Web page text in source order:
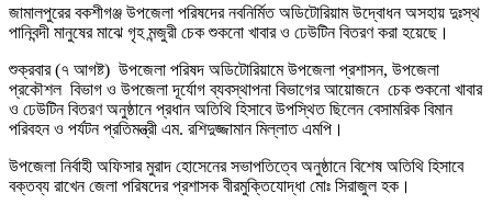
জামালপুরের বকশীগঞ্জ উপজেলা পরিষদের নবনির্মিত অডিটোরিয়াম উদ্বোধন অসহায় দুঃস্থ
পানিবন্দী মানুষের মাঝে গৃহ মন্জুরী চেক শুকনো খাবার ও ঢেউটিন বিতরণ করা হয়েছে।
শুক্রবার (৭ আগষ্ট) উপজেলা পরিষদ অডিটোরিয়ামে উপজেলা প্রশাসন, উপজেলা
প্রকৌশল বিভাগ ও উপজেলা দূর্যোগ ব্যবস্থাপনা বিভাগের আয়োজনে চেক শুকনো খাবার
ও ঢেউটিন বিতরণ অনুষ্ঠানে প্রধান অতিথি হিসাবে উপস্থিত ছিলেন বেসামরিক বিমান
পরিবহন ও পর্যটন প্রতিমন্ত্রী এম. রশিদুজ্জামান মিল্লাত এমপি।
উপজেলা নির্বাহী অফিসার মুরাদ হোসেনের সভাপতিত্বে অনুষ্ঠানে বিশেষ অতিথি হিসাবে
বক্তব্য রাখেন জেলা পরিষদের প্রশাসক বীরমুক্তিযোদ্ধা মোঃ সিরাজুল হক।